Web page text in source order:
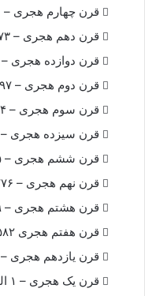
قرن چهارم هجری – ۲۹۱ الی ۳۸۸ شمسی
قرن دهم هجری – ۸۷۳ الی ۹۷۰ شمسی
قرن دوازده هجری – ۱۰۶۷ الی ۱۱۶۴ شمسی
قرن دوم هجری – ۹۷ الی ۱۹۴ شمسی
قرن سوم هجری – ۱۹۴ الی ۲۹۱ شمسی
قرن سیزده هجری – ۱۱۶۴ الی ۱۲۶۱ شمسی
قرن ششم هجری – ۴۸۵ الی ۵۸۲ شمسی
قرن نهم هجری – ۷۷۶ الی ۸۷۳ شمسی
قرن هشتم هجری – ۶۷۹ الی ۷۷۶ شمسی
قرن هفتم هجری ۵۸۲ الی ۶۷۹ شمسی
قرن یازدهم هجری – ۹۷۰ الی ۱۰۶۷ شمسی
قرن یک هجری – ۱ الی ۹۷ شمسی –